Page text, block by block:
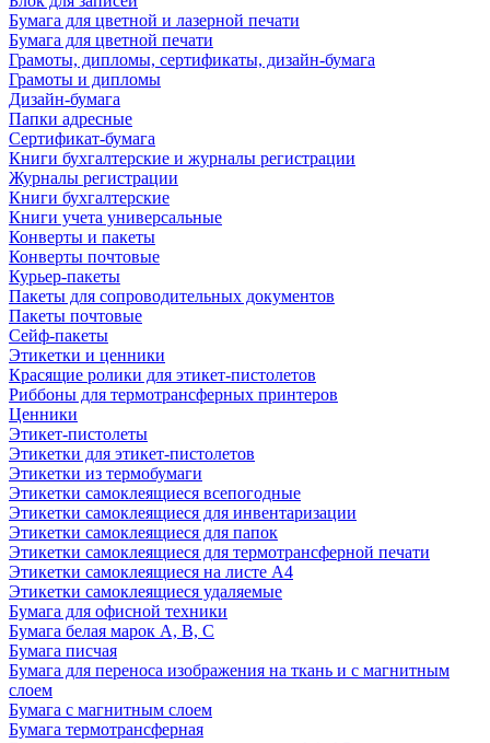
Бумага для цветной и лазерной печати
Бумага для цветной печати
Грамоты, дипломы, сертификаты, дизайн-бумага
Грамоты и дипломы
Дизайн-бумага
Папки адресные
Сертификат-бумага
Книги бухгалтерские и журналы регистрации
Журналы регистрации
Книги бухгалтерские
Книги учета универсальные
Конверты и пакеты
Конверты почтовые
Курьер-пакеты
Пакеты для сопроводительных документов
Пакеты почтовые
Сейф-пакеты
Этикетки и ценники
Красящие ролики для этикет-пистолетов
Риббоны для термотрансферных принтеров
Ценники
Этикет-пистолеты
Этикетки для этикет-пистолетов
Этикетки из термобумаги
Этикетки самоклеящиеся всепогодные
Этикетки самоклеящиеся для инвентаризации
Этикетки самоклеящиеся для папок
Этикетки самоклеящиеся для термотрансферной печати
Этикетки самоклеящиеся на листе А4
Этикетки самоклеящиеся удаляемые
Бумага для офисной техники
Бумага белая марок А, В, С
Бумага писчая
Бумага для переноса изображения на ткань и с магнитным
слоем
Бумага с магнитным слоем
Бумага термотрансферная